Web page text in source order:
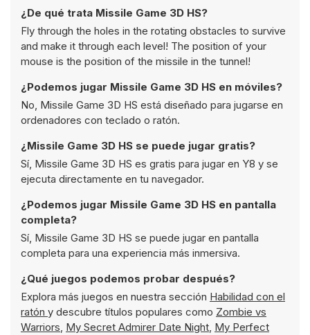
¿De qué trata Missile Game 3D HS?
Fly through the holes in the rotating obstacles to survive
and make it through each level! The position of your
mouse is the position of the missile in the tunnel!
¿Podemos jugar Missile Game 3D HS en móviles?
No, Missile Game 3D HS está diseñado para jugarse en
ordenadores con teclado o ratón.
¿Missile Game 3D HS se puede jugar gratis?
Sí, Missile Game 3D HS es gratis para jugar en Y8 y se
ejecuta directamente en tu navegador.
¿Podemos jugar Missile Game 3D HS en pantalla
completa?
Sí, Missile Game 3D HS se puede jugar en pantalla
completa para una experiencia más inmersiva.
¿Qué juegos podemos probar después?
Explora más juegos en nuestra sección Habilidad con el
ratón y descubre títulos populares como Zombie vs
Warriors, My Secret Admirer Date Night, My Perfect